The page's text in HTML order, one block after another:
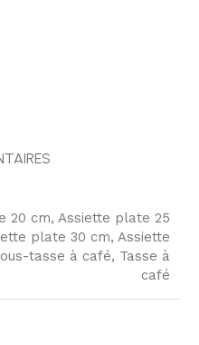
20 cm, Assiette plate 25
plate 30 cm, Assiette
tasse à café, Tasse à
café